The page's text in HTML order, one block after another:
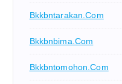
Bkkbntarakan.com
Bkkbnbima.com
Bkkbntomohon.com